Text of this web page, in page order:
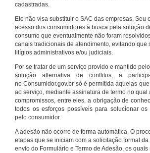
cadastradas.
Ele não visa substituir o SAC das empresas. Seu
acesso dos consumidores à busca pela solução
consumo que eventualmente não foram
canais tradicionais de atendimento, evitando que
litígios administrativos e/ou judiciais.
Por se tratar de um serviço provido e mantido
solução alternativa de conflitos, a
no Consumidor.gov.br só é permitida àquelas
ao serviço, mediante assinatura de termo no qual
compromissos, entre eles, a obrigação de
todos os esforços possíveis para solucionar os
pelo consumidor.
A adesão não ocorre de forma automática. O
etapas que se iniciam com a solicitação formal
envio do Formulário e Termo de Adesão, os